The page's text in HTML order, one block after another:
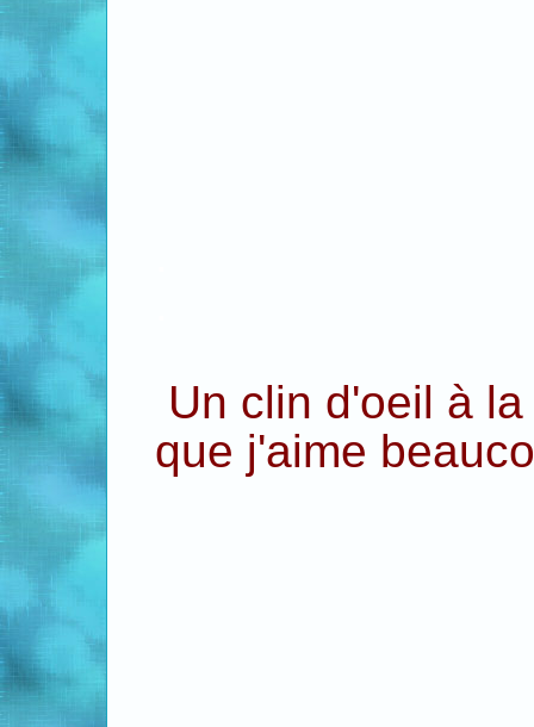
Un clin d'oeil à
que j'aime